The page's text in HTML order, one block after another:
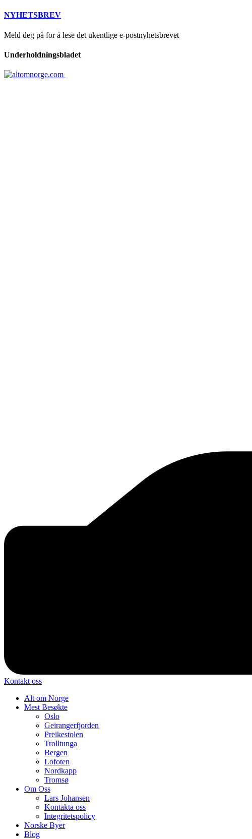
NYHETSBREV
Meld deg på for å lese det ukentlige e-postnyhetsbrevet
Underholdningsbladet
Kontakt oss
Alt om Norge
Mest Besøkte
Oslo
Geirangerfjorden
Preikestolen
Trolltunga
Bergen
Lofoten
Nordkapp
Tromsø
Om Oss
Lars Johansen
Kontakta oss
Integritetspolicy
Norske Byer
Blog